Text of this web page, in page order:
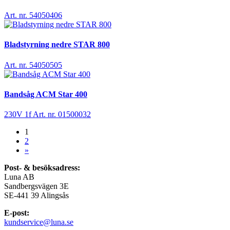
Art. nr. 54050406
Bladstyrning nedre STAR 800
Art. nr. 54050505
Bandsåg ACM Star 400
230V 1f Art. nr. 01500032
1
2
»
Post- & besöksadress:
Luna AB
Sandbergsvägen 3E
SE-441 39 Alingsås
E-post:
kundservice@luna.se